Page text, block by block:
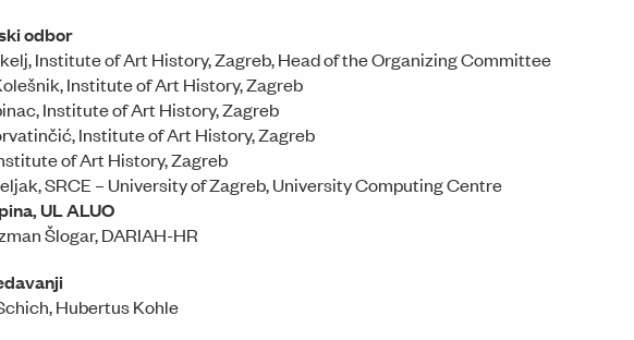
odbor
Institute of Art History, Zagreb, Head of the Organizing Committee
Institute of Art History, Zagreb
Institute of Art History, Zagreb
Institute of Art History, Zagreb
of Art History, Zagreb
SRCE – University of Zagreb, University Computing Centre
UL ALUO
Šlogar, DARIAH-HR
Hubertus Kohle